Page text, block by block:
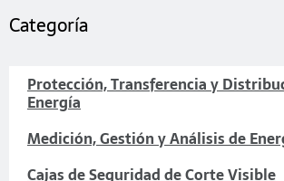
Categoría
Protección, Transferencia y
Energía
Medición, Gestión y Análisis de
Cajas de Seguridad de Corte Visible